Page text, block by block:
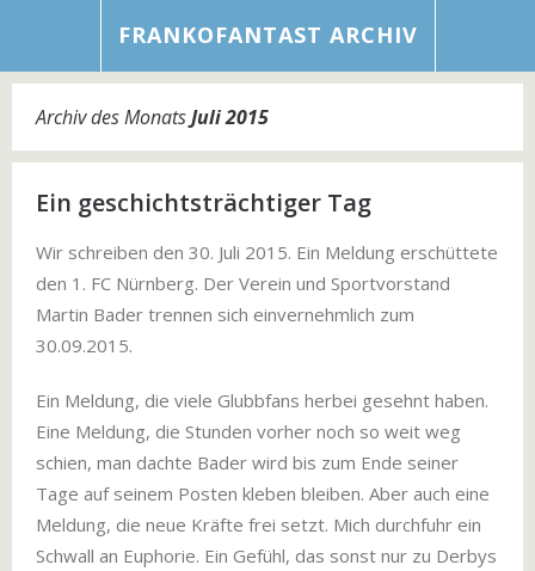
FRANKOFANTAST ARCHIV
Archiv des MonatsJuli 2015
Ein geschichtsträchtiger Tag
Wir schreiben den 30. Juli 2015. Ein Meldung erschüttete
den 1. FC Nürnberg. Der Verein und Sportvorstand
Martin Bader trennen sich einvernehmlich zum
30.09.2015.
Ein Meldung, die viele Glubbfans herbei gesehnt haben.
Eine Meldung, die Stunden vorher noch so weit weg
schien, man dachte Bader wird bis zum Ende seiner
Tage auf seinem Posten kleben bleiben. Aber auch eine
Meldung, die neue Kräfte frei setzt. Mich durchfuhr ein
Schwall an Euphorie. Ein Gefühl, das sonst nur zu Derbys